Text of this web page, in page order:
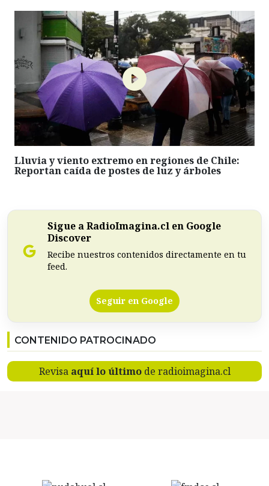
Lluvia y viento extremo en regiones de Chile:
Reportan caída de postes de luz y árboles
Sigue a RadioImagina.cl en Google
Discover
Recibe nuestros contenidos directamente en tu
feed.
Seguir en Google
CONTENIDO PATROCINADO
Revisa aquí lo últimode radioimagina.cl